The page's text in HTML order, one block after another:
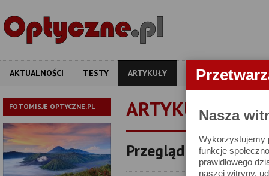
Nasza
Wykorzystujemy
funkcje
prawidłowego
naszej witryny,
AKTUALNOŚCI TESTY ARTYKUŁY APARATY
FOTOMISJE OPTYCZNE.PL ARTYKUŁY
Przegląd polskiego